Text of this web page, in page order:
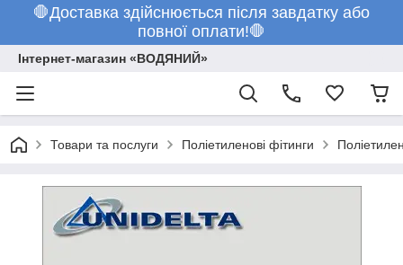
🛑Доставка здійснюється після завдатку або
повної оплати!🛑
Інтернет-магазин «ВОДЯНИЙ»
Товари та послуги Поліетиленові фітинги